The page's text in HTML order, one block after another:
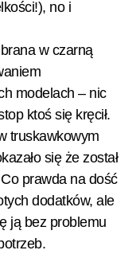
no i
w czarną
modelach – nic
ktoś się kręcił.
truskawkowym
się że został
prawda na dość
dodatków, ale
ją bez problemu